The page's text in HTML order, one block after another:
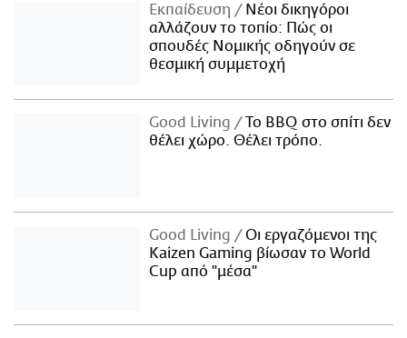
Εκπαίδευση
Νέοι δικηγόροι
αλλάζουν το τοπίο: Πώς οι
σπουδές Νομικής οδηγούν σε
θεσμική συμμετοχή
Good Living
Το BBQ στο σπίτι δεν
θέλει χώρο. Θέλει τρόπο.
Good Living
Οι εργαζόμενοι της
Kaizen Gaming βίωσαν το World
Cup από "μέσα"